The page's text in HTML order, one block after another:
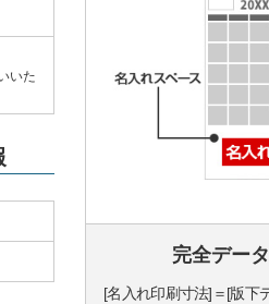
いた
完全デー
[名入れ印刷寸法]＝[版下